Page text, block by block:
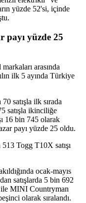
yüzde 52'si, içinde
yüzde 25
arasında
ilk 5 ayında Türkiye
satışla ilk sırada
satışla ikinciliğe
16 bin 745 olarak
payı yüzde 25 oldu.
Togg T10X satışı
ocak-mayıs
satışlarda 5 bin 692
MINI Countryman
olarak sıralandı.